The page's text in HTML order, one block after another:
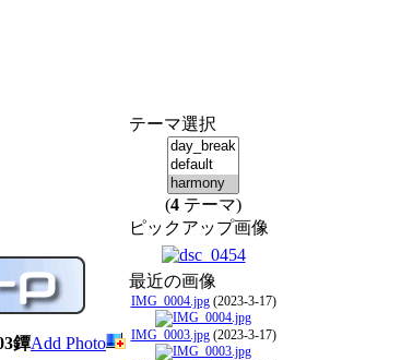
鐔Add Photo
テーマ選択
(4 テーマ)
ピックアップ画像
最近の画像
IMG_0004.jpg(2023-3-17)
IMG_0003.jpg(2023-3-17)